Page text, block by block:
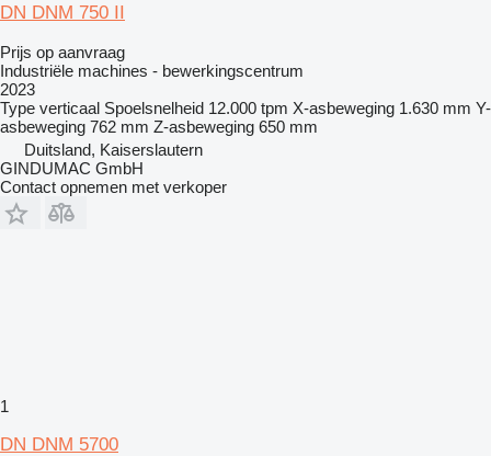
DN DNM 750 II
Prijs op aanvraag
Industriële machines - bewerkingscentrum
2023
Type verticaal Spoelsnelheid 12.000 tpm X-asbeweging 1.630 mm Y-
asbeweging 762 mm Z-asbeweging 650 mm
Duitsland, Kaiserslautern
GINDUMAC GmbH
Contact opnemen met verkoper
1
DN DNM 5700